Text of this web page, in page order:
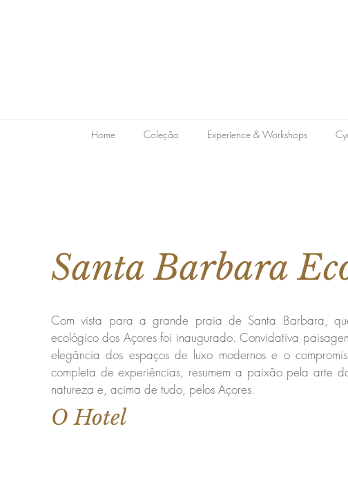
Home Coleção Experience & Workshops
Santa Barbara
Com vista para a grande praia de Santa Barbara,
ecológico dos Açores foi inaugurado. Convidativa
elegância dos espaços de luxo modernos e o
completa de experiências, resumem a paixão pela arte
natureza e, acima de tudo, pelos Açores.
O Hotel